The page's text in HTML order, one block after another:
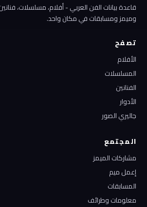
قاعدة بيانات الفن العربي - أفلام، مسلسلات،
وميمز ومسابقات في مكان واحد.
تصفح
الأفلام
المسلسلات
الفنانين
الأدوار
جاليري الصور
المجتمع
مشاركات الميمز
إعمل ميم
المسابقات
معلومات وطرائف